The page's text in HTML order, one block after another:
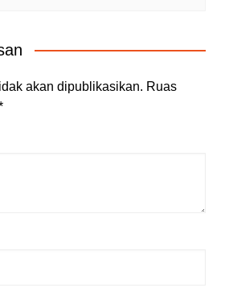
akan dipublikasikan. Ruas